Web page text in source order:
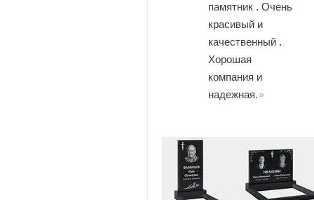
памятник . Очень
красивый и
качественный .
Хорошая
компания и
надежная.